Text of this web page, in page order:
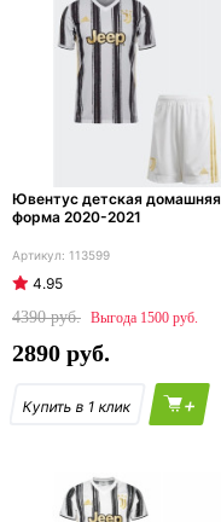
Ювентус детская домашняя
форма 2020-2021
113599
4.95
4390
1500
2890
+